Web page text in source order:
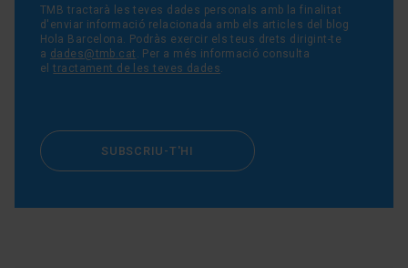
TMB tractarà les teves dades personals amb la finalitat
d'enviar informació relacionada amb els articles del blog
Hola Barcelona. Podràs exercir els teus drets dirigint-te
a dades@tmb.cat . Per a més informació consulta
eltractament de les teves dades.
SUBSCRIU-T'HI